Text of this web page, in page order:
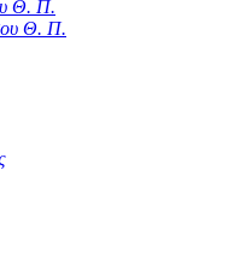
Θ. Π.
Θ. Π.